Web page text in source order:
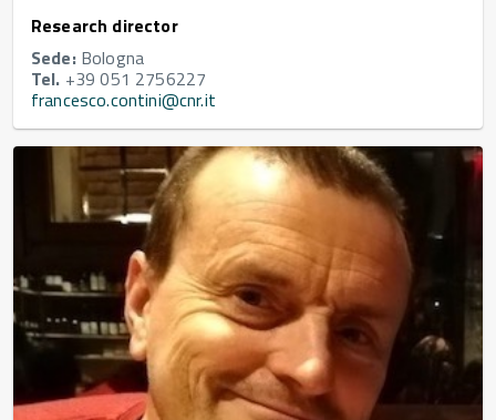
Research director
Sede:Bologna
Tel. +39 051 2756227
francesco.contini@cnr.it